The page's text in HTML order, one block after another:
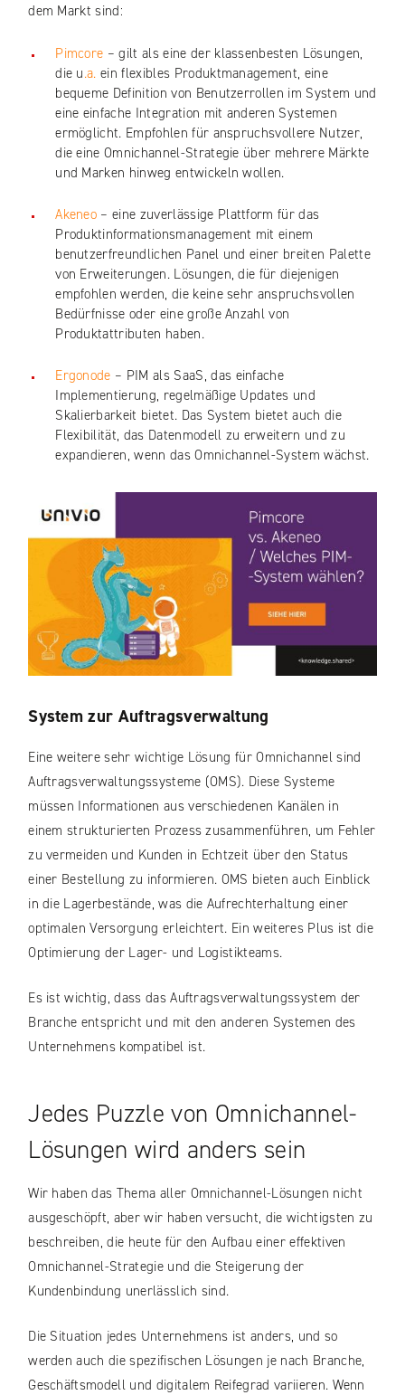
dem Markt sind:
Pimcore – gilt als eine der klassenbesten Lösungen,
die u.a. ein flexibles Produktmanagement, eine
bequeme Definition von Benutzerrollen im System und
eine einfache Integration mit anderen Systemen
ermöglicht. Empfohlen für anspruchsvollere Nutzer,
die eine Omnichannel-Strategie über mehrere Märkte
und Marken hinweg entwickeln wollen.
Akeneo – eine zuverlässige Plattform für das
Produktinformationsmanagement mit einem
benutzerfreundlichen Panel und einer breiten Palette
von Erweiterungen. Lösungen, die für diejenigen
empfohlen werden, die keine sehr anspruchsvollen
Bedürfnisse oder eine große Anzahl von
Produktattributen haben.
Ergonode – PIM als SaaS, das einfache
Implementierung, regelmäßige Updates und
Skalierbarkeit bietet. Das System bietet auch die
Flexibilität, das Datenmodell zu erweitern und zu
expandieren, wenn das Omnichannel-System wächst.
System zur Auftragsverwaltung
Eine weitere sehr wichtige Lösung für Omnichannel sind
Auftragsverwaltungssysteme (OMS). Diese Systeme
müssen Informationen aus verschiedenen Kanälen in
einem strukturierten Prozess zusammenführen, um Fehler
zu vermeiden und Kunden in Echtzeit über den Status
einer Bestellung zu informieren. OMS bieten auch Einblick
in die Lagerbestände, was die Aufrechterhaltung einer
optimalen Versorgung erleichtert. Ein weiteres Plus ist die
Optimierung der Lager- und Logistikteams.
Es ist wichtig, dass das Auftragsverwaltungssystem der
Branche entspricht und mit den anderen Systemen des
Unternehmens kompatibel ist.
Jedes Puzzle von Omnichannel-
Lösungen wird anders sein
Wir haben das Thema aller Omnichannel-Lösungen nicht
ausgeschöpft, aber wir haben versucht, die wichtigsten zu
beschreiben, die heute für den Aufbau einer effektiven
Omnichannel-Strategie und die Steigerung der
Kundenbindung unerlässlich sind.
Die Situation jedes Unternehmens ist anders, und so
werden auch die spezifischen Lösungen je nach Branche,
Geschäftsmodell und digitalem Reifegrad variieren. Wenn